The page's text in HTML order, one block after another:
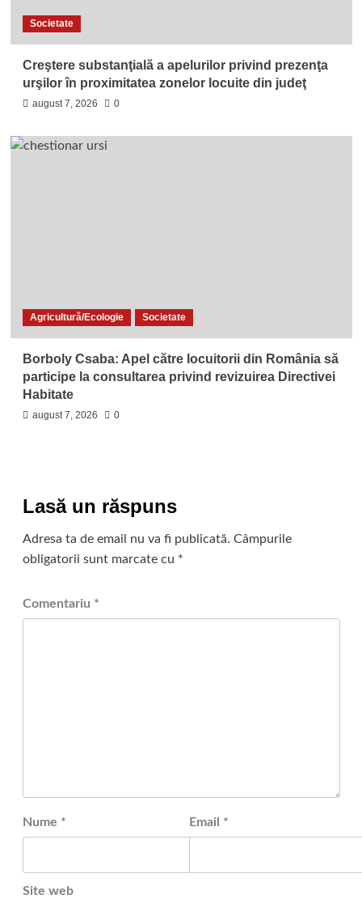
Societate
Creştere substanţială a apelurilor privind prezenţa
urşilor în proximitatea zonelor locuite din judeţ
august 7, 2026 0
Agricultură/Ecologie Societate
Borboly Csaba: Apel către locuitorii din România să
participe la consultarea privind revizuirea Directivei
Habitate
august 7, 2026 0
Lasă un răspuns
Adresa ta de email nu va fi publicată. Câmpurile
obligatorii sunt marcate cu *
Comentariu *
Nume * Email *
Site web